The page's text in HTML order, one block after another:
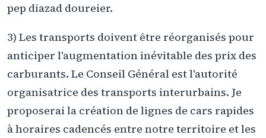
pep diazad doureier.
3) Les transports doivent être réorganisés pour
anticiper l'augmentation inévitable des prix des
carburants. Le Conseil Général est l'autorité
organisatrice des transports interurbains. Je
proposerai la création de lignes de cars rapides
à horaires cadencés entre notre territoire et les